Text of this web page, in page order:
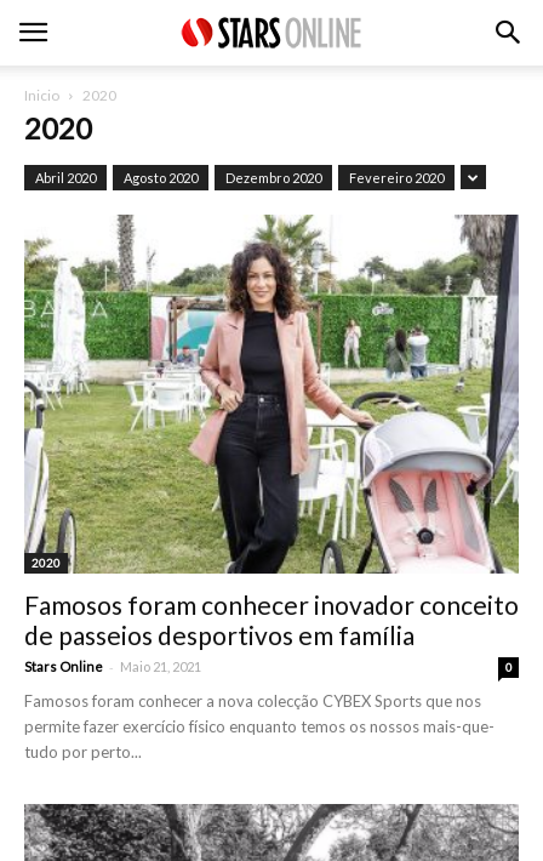
Inicio 2020
2020
Abril 2020 Agosto 2020 Dezembro 2020 Fevereiro 2020
2020
Famosos foram conhecer inovador conceito
de passeios desportivos em família
Stars Online - Maio 21, 2021 0
Famosos foram conhecer a nova colecção CYBEX Sports que nos
permite fazer exercício físico enquanto temos os nossos mais-que-
tudo por perto...